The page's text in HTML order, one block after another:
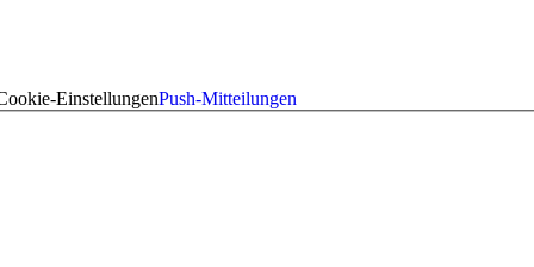
EinstellungenPush-Mitteilungen